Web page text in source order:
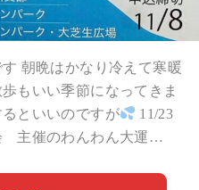
朝晩はかなり冷えて寒暖
もいい季節になってきま
といいのですが
11/23
主催のわんわん大運…